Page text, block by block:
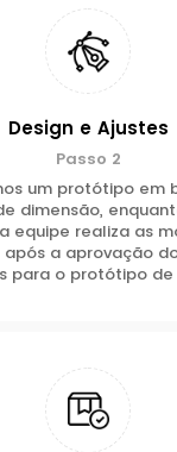
Design e Ajustes
Passo 2
um protótipo em
dimensão,
equipe realiza as
após a aprovação
para o protótipo